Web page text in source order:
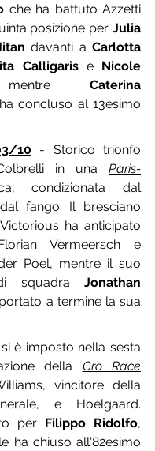
che ha battuto Azzetti
posizione per Julia
davanti a Carlotta
Calligaris e Nicole
Caterina
ha concluso al 13esimo
10 - Storico trionfo
in una Paris-
condizionata dal
fango. Il bresciano
ha anticipato
Vermeersch e
Poel, mentre il suo
squadra Jonathan
a termine la sua
è imposto nella sesta
della Cro Race
vincitore della
e Hoelgaard.
per Filippo Ridolfo,
ha chiuso all'82esimo